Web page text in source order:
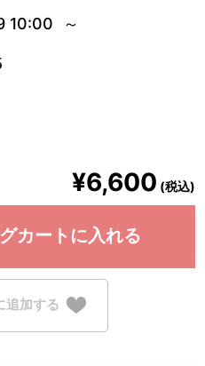
10:00
¥6,600 (税込)
カートに入れる
追加する